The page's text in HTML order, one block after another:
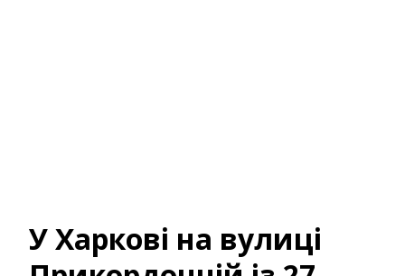
У Харкові на вулиці